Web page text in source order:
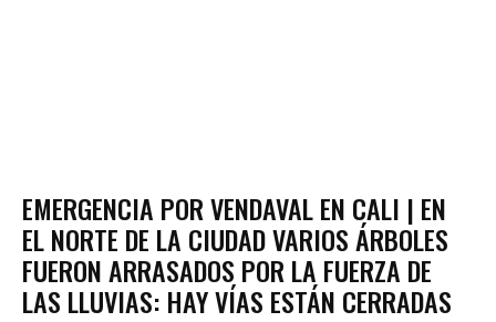
EMERGENCIA POR VENDAVAL EN CALI | EN
EL NORTE DE LA CIUDAD VARIOS ÁRBOLES
FUERON ARRASADOS POR LA FUERZA DE
LAS LLUVIAS: HAY VÍAS ESTÁN CERRADAS